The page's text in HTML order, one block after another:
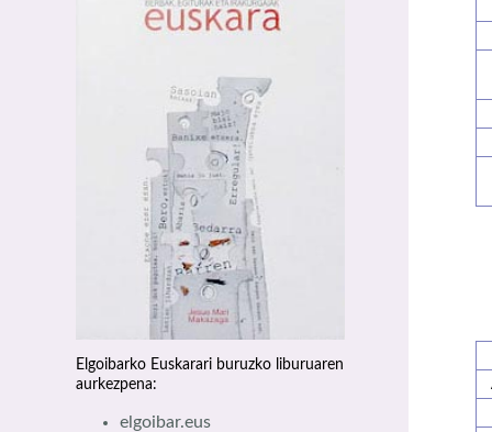
Elgoibarko Euskarari buruzko liburuaren
aurkezpena:
elgoibar.eus